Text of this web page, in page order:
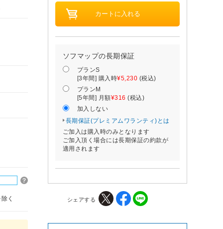
く
ソフマップの長期保証
プランS
[3年間] 購入時¥5,230 (税込)
プランM
[5年間] 月額¥316 (税込)
加入しない
長期保証(プレミアムワランティ)とは
ご加入は購入時のみとなります
ご加入頂く場合には長期保証の約款が
適用されます
シェアする